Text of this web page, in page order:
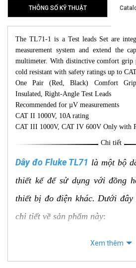
THÔNG SỐ KỸ THUẬT
The TL71-1 is a Test leads Set are
measurement system and extend the
multimeter. With distinctive comfort grip
cold resistant with safety ratings up to
One Pair (Red, Black) Comfort
Insulated, Right-Angle Test Leads
Recommended for µV measurements
CAT II 1000V, 10A rating
CAT III 1000V, CAT IV 600V Only with
Chi tiết
Dây đo Fluke TL71 là một bộ
thiết kế để sử dụng với đồng
thiết bị đo điện khác. Dưới đây
chi tiết về sản phẩm này:
Xem thêm